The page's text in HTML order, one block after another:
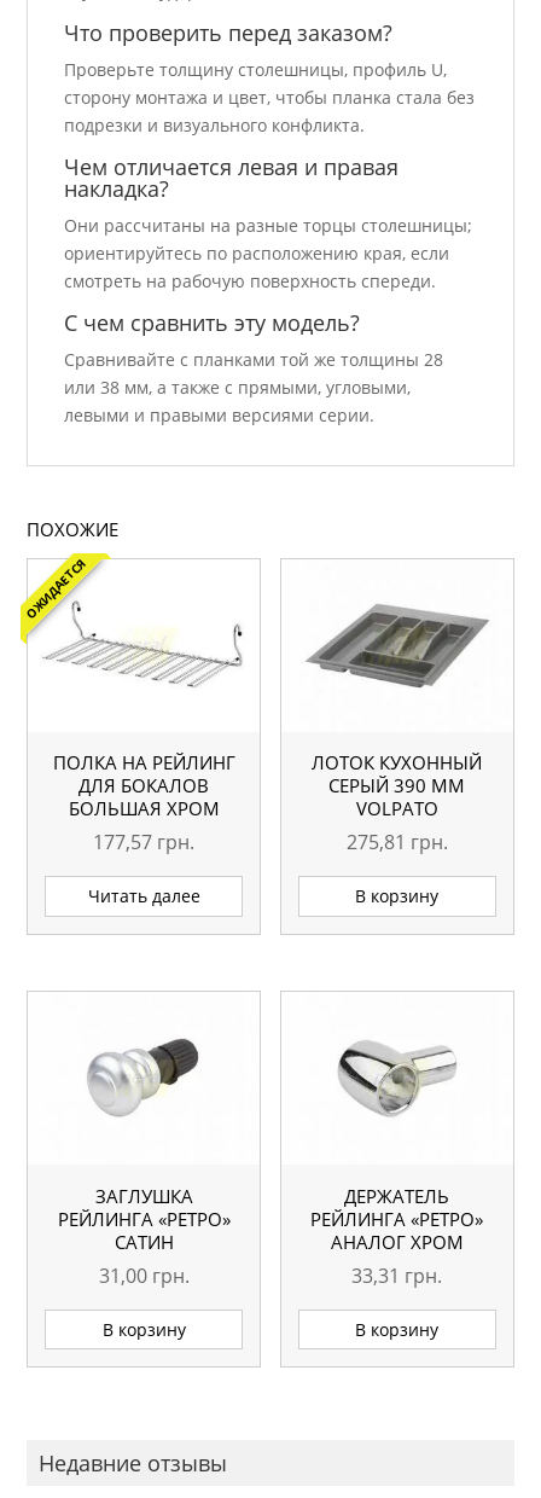
Что проверить перед заказом?
Проверьте толщину столешницы, профиль U,
сторону монтажа и цвет, чтобы планка стала без
подрезки и визуального конфликта.
Чем отличается левая и правая
накладка?
Они рассчитаны на разные торцы столешницы;
ориентируйтесь по расположению края, если
смотреть на рабочую поверхность спереди.
С чем сравнить эту модель?
Сравнивайте с планками той же толщины 28
или 38 мм, а также с прямыми, угловыми,
левыми и правыми версиями серии.
ПОХОЖИЕ
ОЖИДАЕТСЯ
ПОЛКА НА РЕЙЛИНГ
ДЛЯ БОКАЛОВ
БОЛЬШАЯ ХРОМ
177,57 грн.
Читать далее
ЛОТОК КУХОННЫЙ
СЕРЫЙ 390 ММ
VOLPATO
275,81 грн.
В корзину
ЗАГЛУШКА
РЕЙЛИНГА «РЕТРО»
САТИН
31,00 грн.
В корзину
ДЕРЖАТЕЛЬ
РЕЙЛИНГА «РЕТРО»
АНАЛОГ ХРОМ
33,31 грн.
В корзину
Недавние отзывы